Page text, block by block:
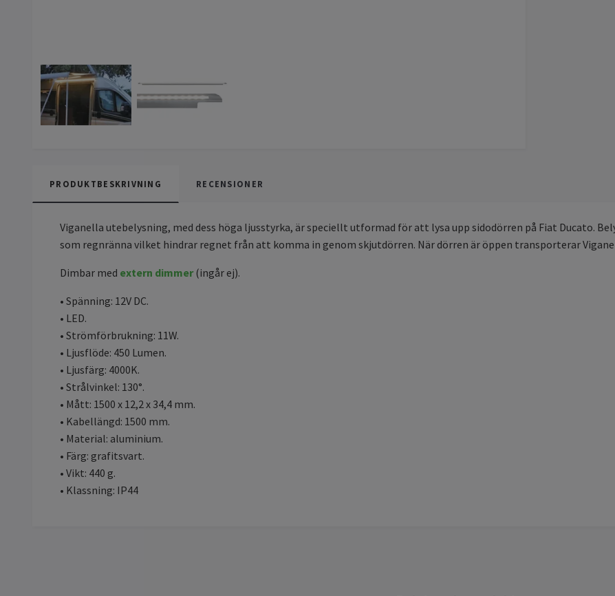
PRODUKTBESKRIVNING RECENSIONER
Viganella utebelysning, med dess höga ljusstyrka, är speciellt utformad för att lysa upp sidodörren på Fiat Ducato.
som regnränna vilket hindrar regnet från att komma in genom skjutdörren. När dörren är öppen transporterar
Dimbar med extern dimmer(ingår ej).
• Spänning: 12V DC.
• LED.
• Strömförbrukning: 11W.
• Ljusflöde: 450 Lumen.
• Ljusfärg: 4000K.
• Strålvinkel: 130°.
• Mått: 1500 x 12,2 x 34,4 mm.
• Kabellängd: 1500 mm.
• Material: aluminium.
• Färg: grafitsvart.
• Vikt: 440 g.
• Klassning: IP44